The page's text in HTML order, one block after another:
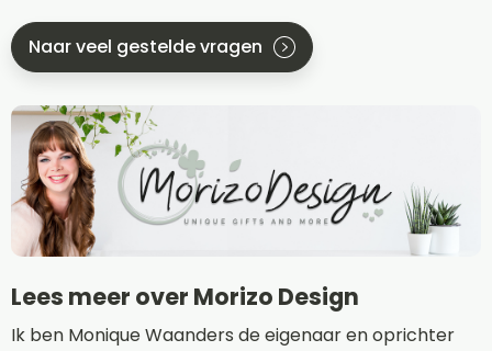
Naar veel gestelde vragen
Lees meer over Morizo Design
Ik ben Monique Waanders de eigenaar en oprichter